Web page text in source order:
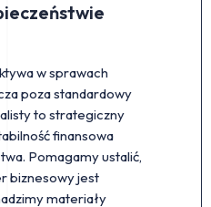
w sprawach
poza standardowy
to strategiczny
finansowa
Pomagamy ustalić,
biznesowy jest
materiały